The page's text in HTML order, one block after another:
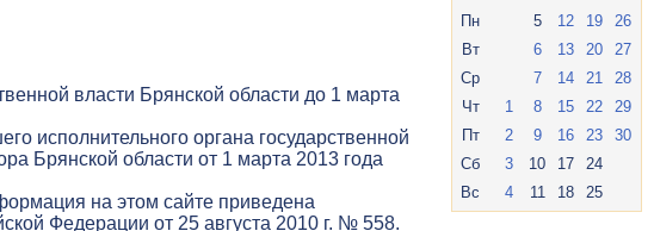
власти Брянской области до 1 марта
исполнительного органа государственной
Брянской области от 1 марта 2013 года
на этом сайте приведена
Федерации от 25 августа 2010 г. № 558.
Пн 5 12 19
26
Вт
6 13 20
27
Ср
7 14 21
28
Чт
1 8 15 22
29
Пт
2 9 16 23
30
Сб
3 10 17
24
Вс
4 11 18 25